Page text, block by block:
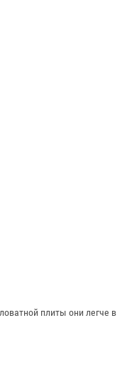
плиты они легче в